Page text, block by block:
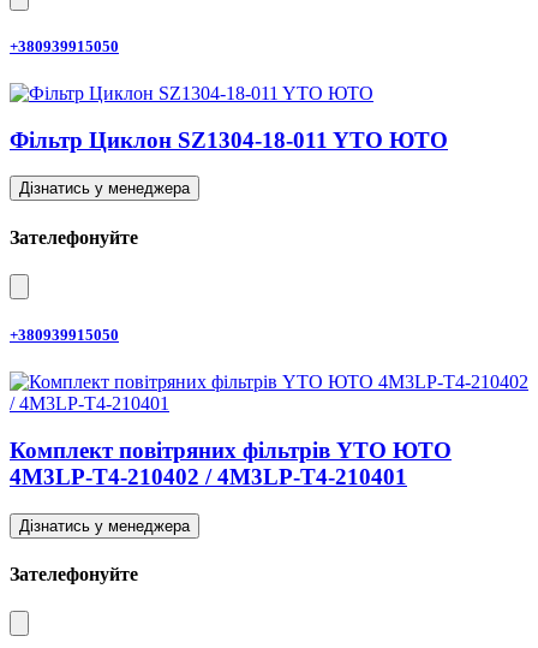
+380939915050
Фільтр Циклон SZ1304-18-011 YTO ЮТО
Дізнатись у менеджера
Зателефонуйте
+380939915050
Комплект повітряних фільтрів YTO ЮТО
4M3LP-T4-210402 / 4M3LP-T4-210401
Дізнатись у менеджера
Зателефонуйте